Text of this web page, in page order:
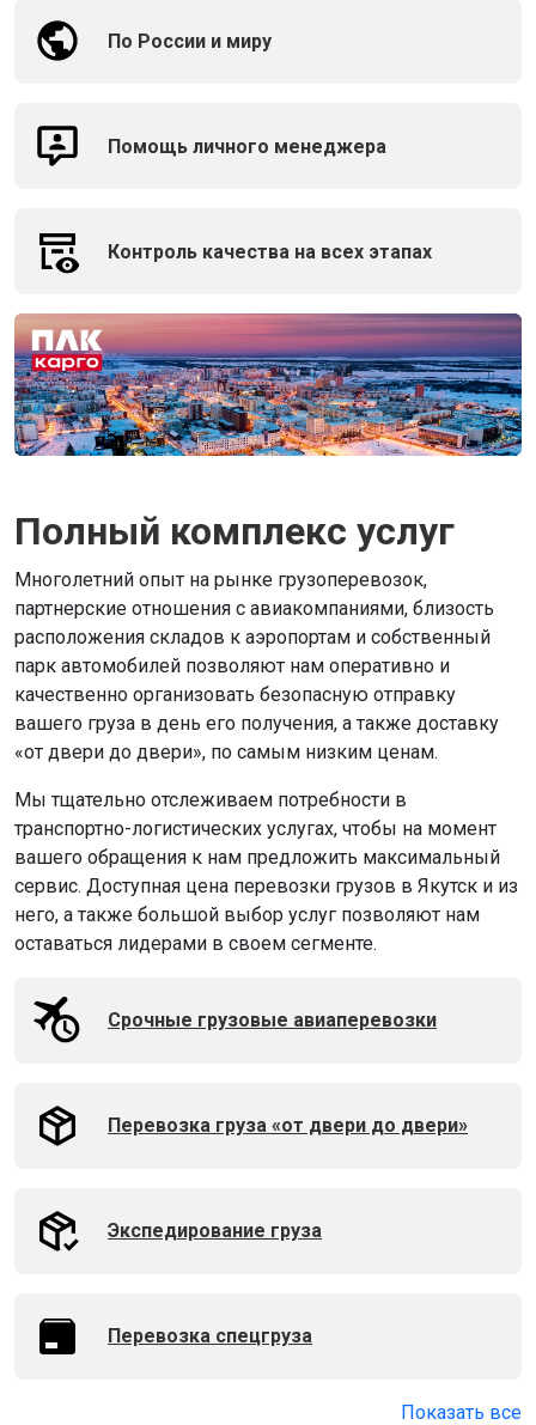
По России и миру
Помощь личного менеджера
Контроль качества на всех этапах
Полный комплекс услуг
Многолетний опыт на рынке грузоперевозок,
партнерские отношения с авиакомпаниями, близость
расположения складов к аэропортам и собственный
парк автомобилей позволяют нам оперативно и
качественно организовать безопасную отправку
вашего груза в день его получения, а также доставку
«от двери до двери», по самым низким ценам.
Мы тщательно отслеживаем потребности в
транспортно-логистических услугах, чтобы на момент
вашего обращения к нам предложить максимальный
сервис. Доступная цена перевозки грузов в Якутск и из
него, а также большой выбор услуг позволяют нам
оставаться лидерами в своем сегменте.
Срочные грузовые авиаперевозки
Перевозка груза «от двери до двери»
Экспедирование груза
Перевозка спецгруза
Показать все